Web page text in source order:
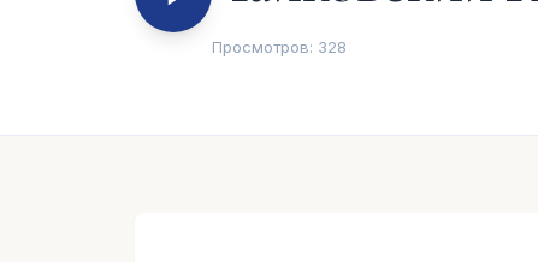
Просмотров: 328